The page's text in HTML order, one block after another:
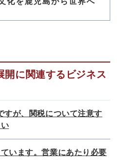
開に関連するビジネス
すが、関税について注意す
います。営業にあたり必要